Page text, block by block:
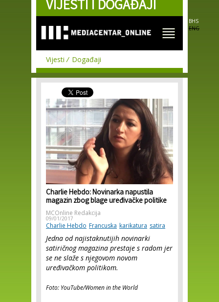
Skip to
main
VIJESTI I DOGAĐAJI
BHS
ENG
Vijesti Događaji
Charlie Hebdo: Novinarka napustila
magazin zbog blage uređivačke politike
MCOnline Redakcija
09/01/2017
Charlie Hebdo Francuska karikatura satira
Jedna od najistaknutijih novinarki
satiričnog magazina prestaje s radom jer
se ne slaže s njegovom novom
uređivačkom politikom.
Foto: YouTube/Women in the World